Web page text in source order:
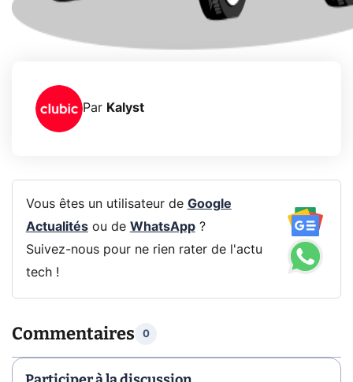
Par Kalyst
Vous êtes un utilisateur de Google
Actualitésou de WhatsApp?
Suivez-nous pour ne rien rater de l'actu
tech !
Commentaires 0